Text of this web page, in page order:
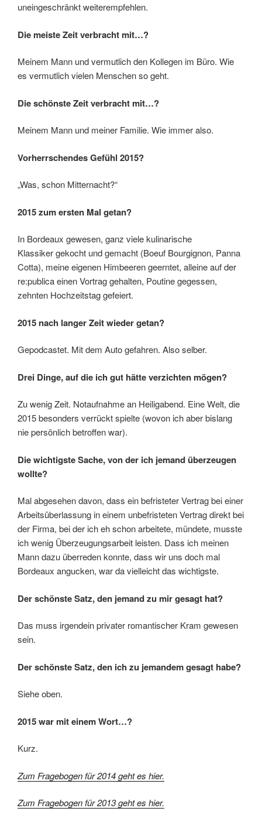
uneingeschränkt weiterempfehlen.
Die meiste Zeit verbracht mit…?
Meinem Mann und vermutlich den Kollegen im Büro. Wie
es vermutlich vielen Menschen so geht.
Die schönste Zeit verbracht mit…?
Meinem Mann und meiner Familie. Wie immer also.
Vorherrschendes Gefühl 2015?
„Was, schon Mitternacht?“
2015 zum ersten Mal getan?
In Bordeaux gewesen, ganz viele kulinarische
Klassiker gekocht und gemacht (Boeuf Bourgignon, Panna
Cotta), meine eigenen Himbeeren geerntet, alleine auf der
re:publica einen Vortrag gehalten, Poutine gegessen,
zehnten Hochzeitstag gefeiert.
2015 nach langer Zeit wieder getan?
Gepodcastet. Mit dem Auto gefahren. Also selber.
Drei Dinge, auf die ich gut hätte verzichten mögen?
Zu wenig Zeit. Notaufnahme an Heiligabend. Eine Welt, die
2015 besonders verrückt spielte (wovon ich aber bislang
nie persönlich betroffen war).
Die wichtigste Sache, von der ich jemand überzeugen
wollte?
Mal abgesehen davon, dass ein befristeter Vertrag bei einer
Arbeitsüberlassung in einem unbefristeten Vertrag direkt bei
der Firma, bei der ich eh schon arbeitete, mündete, musste
ich wenig Überzeugungsarbeit leisten. Dass ich meinen
Mann dazu überreden konnte, dass wir uns doch mal
Bordeaux angucken, war da vielleicht das wichtigste.
Der schönste Satz, den jemand zu mir gesagt hat?
Das muss irgendein privater romantischer Kram gewesen
sein.
Der schönste Satz, den ich zu jemandem gesagt habe?
Siehe oben.
2015 war mit einem Wort…?
Kurz.
Zum Fragebogen für 2014 geht es hier.
Zum Fragebogen für 2013 geht es hier.